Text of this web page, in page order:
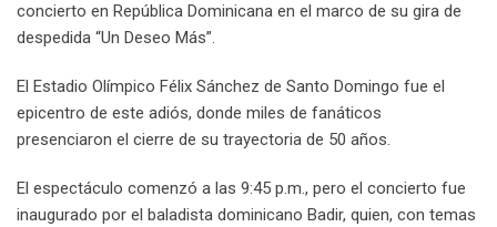
concierto en República Dominicana en el marco de su gira de
despedida “Un Deseo Más”.
El Estadio Olímpico Félix Sánchez de Santo Domingo fue el
epicentro de este adiós, donde miles de fanáticos
presenciaron el cierre de su trayectoria de 50 años.
El espectáculo comenzó a las 9:45 p.m., pero el concierto fue
inaugurado por el baladista dominicano Badir, quien, con temas